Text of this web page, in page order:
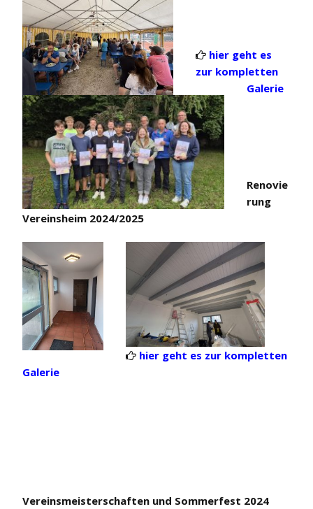
 hier geht es
zur kompletten
Galerie
Renovie
rung
Vereinsheim 2024/2025
 hier geht es zur kompletten
Galerie
Vereinsmeisterschaften und Sommerfest 2024